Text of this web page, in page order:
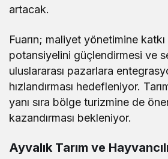
artacak.
Fuarın; maliyet yönetimine
potansiyelini güçlendirmesi ve
uluslararası pazarlara
hızlandırması hedefleniyor.
yanı sıra bölge turizmine de
kazandırması bekleniyor.
Ayvalık Tarım ve